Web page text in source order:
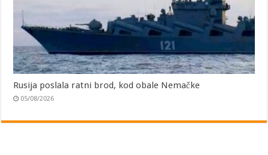
Rusija poslala ratni brod, kod obale Nemačke
05/08/2026